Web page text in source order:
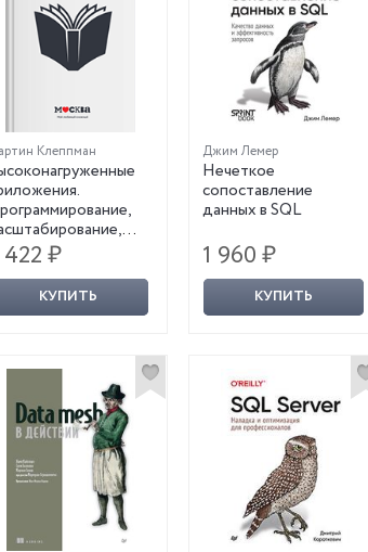
Клеппман
422 ₽
КУПИТЬ
Джим Лемер
Нечеткое
сопоставление
данных в SQL
1 960 ₽
КУПИТЬ